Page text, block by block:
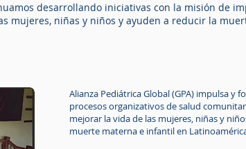
desarrollando iniciativas con la misión de
mujeres, niñas y niños y ayuden a reducir la
Alianza Pediátrica Global (GPA) impulsa y
procesos organizativos de salud
mejorar la vida de las mujeres, niñas y
muerte materna e infantil en